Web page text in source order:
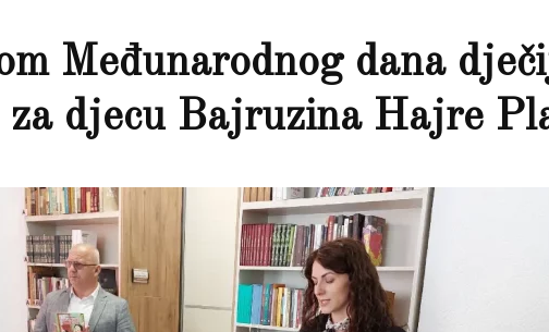
Međunarodnog dana
djecu Bajruzina Hajre